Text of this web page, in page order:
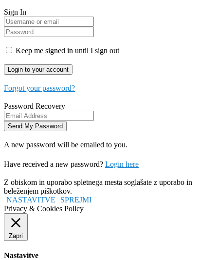
Sign In
Keep me signed in until I sign out
Forgot your password?
Password Recovery
A new password will be emailed to you.
Have received a new password? Login here
Z obiskom in uporabo spletnega mesta soglašate z uporabo in
beleženjem piškotkov.
NASTAVITVE
SPREJMI
Privacy & Cookies Policy
Zapri
Nastavitve